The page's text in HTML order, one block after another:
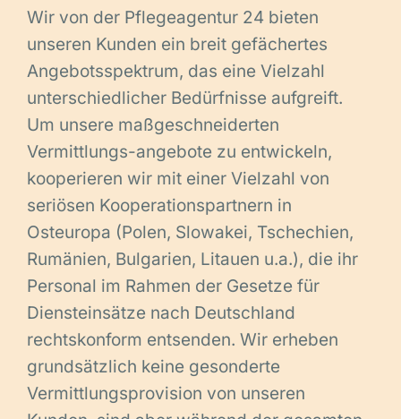
Wir von der Pflegeagentur 24 bieten
unseren Kunden ein breit gefächertes
Angebotsspektrum, das eine Vielzahl
unterschiedlicher Bedürfnisse aufgreift.
Um unsere maßgeschneiderten
Vermittlungs-angebote zu entwickeln,
kooperieren wir mit einer Vielzahl von
seriösen Kooperationspartnern in
Osteuropa (Polen, Slowakei, Tschechien,
Rumänien, Bulgarien, Litauen u.a.), die ihr
Personal im Rahmen der Gesetze für
Diensteinsätze nach Deutschland
rechtskonform entsenden. Wir erheben
grundsätzlich keine gesonderte
Vermittlungsprovision von unseren